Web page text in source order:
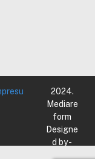
2024.
Mediare
form
Designe
d by -